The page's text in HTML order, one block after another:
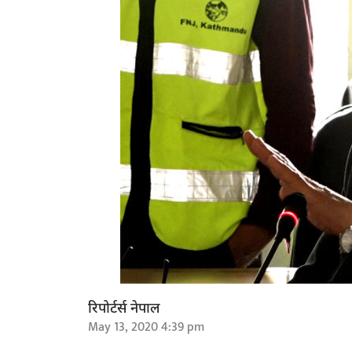
रिपोर्टर्स नेपाल
May 13, 2020 4:39 pm